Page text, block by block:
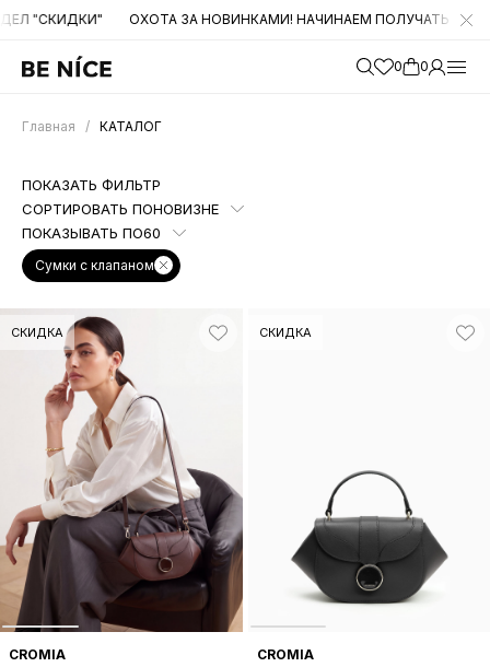
ПОЛУЧАТЬ БОЛЬШОЕ КОЛИЧЕСТВО НОВИНОК. СЛЕДИТЕ
0 0
Главная / КАТАЛОГ
ПОКАЗАТЬ ФИЛЬТР
Сумки с клапаном
СОРТИРОВАТЬ ПОНОВИЗНЕ
ПОКАЗЫВАТЬ ПО60
СКИДКА
CROMIA
СКИДКА
CROMIA